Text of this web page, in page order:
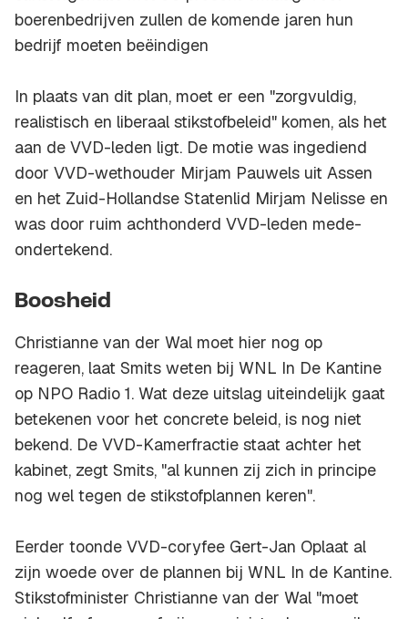
boerenbedrijven zullen de komende jaren hun
bedrijf moeten beëindigen
In plaats van dit plan, moet er een "zorgvuldig,
realistisch en liberaal stikstofbeleid" komen, als het
aan de VVD-leden ligt. De motie was ingediend
door VVD-wethouder Mirjam Pauwels uit Assen
en het Zuid-Hollandse Statenlid Mirjam Nelisse en
was door ruim achthonderd VVD-leden mede-
ondertekend.
Boosheid
Christianne van der Wal moet hier nog op
reageren, laat Smits weten bij WNL In De Kantine
op NPO Radio 1. Wat deze uitslag uiteindelijk gaat
betekenen voor het concrete beleid, is nog niet
bekend. De VVD-Kamerfractie staat achter het
kabinet, zegt Smits, "al kunnen zij zich in principe
nog wel tegen de stikstofplannen keren".
Eerder toonde VVD-coryfee Gert-Jan Oplaat al
zijn woede over de plannen bij WNL In de Kantine.
Stikstofminister Christianne van der Wal "moet